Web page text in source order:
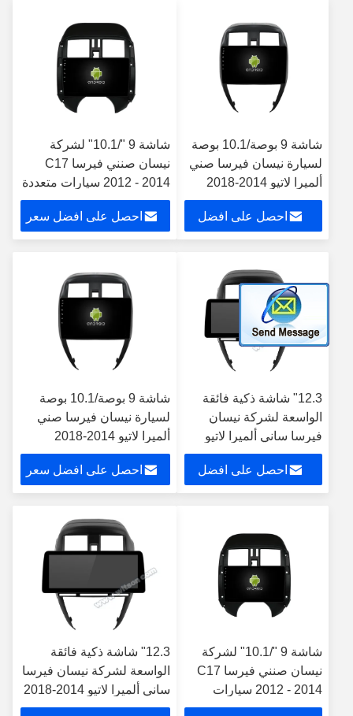
شاشة 9 بوصة/10.1 بوصة
لسيارة نيسان فيرسا صني
ألميرا لاتيو 2014-2018
ستيريو متعدد الوسائط
للسيارةاحصل على افضل
شاشة 9 "/10.1" لشركة
نيسان صنني فيرسا C17
2012 - 2014 سيارات متعددة
الوسائط ستيريو
احصل على افضل سعر
12.3" شاشة ذكية فائقة
الواسعة لشركة نيسان
فيرسا ساني ألميرا لاتيو
2014-2018 سيارات
ستيريو احصل على افضل
شاشة 9 بوصة/10.1 بوصة
لسيارة نيسان فيرسا صني
ألميرا لاتيو 2014-2018
ستيريو متعدد الوسائط
للسيارةاحصل على افضل سعر
شاشة 9 "/10.1" لشركة
نيسان صنني فيرسا C17
2012 - 2014 سيارات
متعددة الوسائط ستيريو
12.3" شاشة ذكية فائقة
الواسعة لشركة نيسان فيرسا
ساني ألميرا لاتيو 2014-2018
سيارات ستيريو